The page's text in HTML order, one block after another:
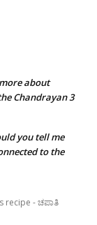
about
Chandrayan 3
you tell me
to the